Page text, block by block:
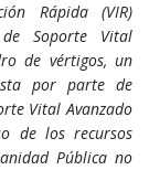
Rápida (VIR)
Soporte Vital
de vértigos, un
por parte de
Vital Avanzado
de los recursos
Pública no